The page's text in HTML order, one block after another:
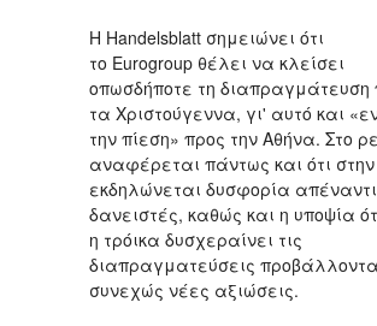
Η Handelsblatt σημειώνει ότι
το Eurogroup θέλει να κλείσει
οπωσδήποτε τη διαπραγμάτευση
τα Χριστούγεννα, γι' αυτό και
την πίεση» προς την Αθήνα. Στο
αναφέρεται πάντως και ότι
εκδηλώνεται δυσφορία
δανειστές, καθώς και η υποψία
η τρόικα δυσχεραίνει τις
διαπραγματεύσεις
συνεχώς νέες αξιώσεις.